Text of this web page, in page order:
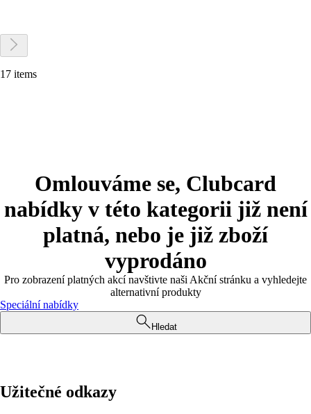
17 items
Omlouváme se, Clubcard
nabídky v této kategorii již není
platná, nebo je již zboží
vyprodáno
Pro zobrazení platných akcí navštivte naši Akční stránku a vyhledejte
alternativní produkty
Speciální nabídky
Hledat
Užitečné odkazy